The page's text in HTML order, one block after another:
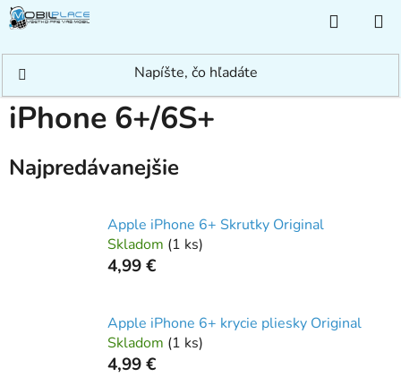
Prejsť
na
KOŠÍK
Apple / iPhone / iPhone 6+/6S+
iPhone 6+/6S+
Najpredávanejšie
Apple iPhone 6+ Skrutky Original
Skladom (1 ks)
4,99 €
Apple iPhone 6+ krycie pliesky Original
Skladom (1 ks)
4,99 €